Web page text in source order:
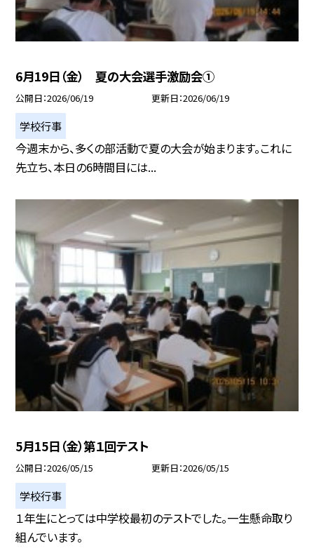
6月19日（金） 夏の大会選手激励会①
公開日 2026/06/19 更新日 2026/06/19
学校行事
今週末から、多くの部活動で夏の大会が始まります。これに
先立ち、本日の6時間目には...
5月15日（金）第１回テスト
公開日 2026/05/15 更新日 2026/05/15
学校行事
１年生にとっては中学校最初のテストでした。一生懸命取り
組んでいます。